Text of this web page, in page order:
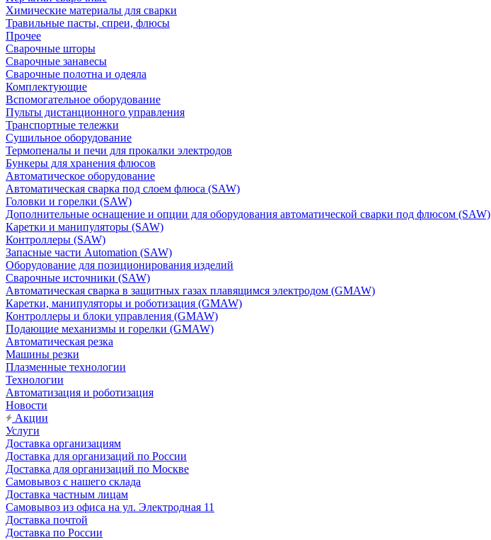
Химические материалы для сварки
Травильные пасты, спреи, флюсы
Прочее
Сварочные шторы
Сварочные занавесы
Сварочные полотна и одеяла
Комплектующие
Вспомогательное оборудование
Пульты дистанционного управления
Транспортные тележки
Сушильное оборудование
Термопеналы и печи для прокалки электродов
Бункеры для хранения флюсов
Автоматическое оборудование
Автоматическая сварка под слоем флюса (SAW)
Головки и горелки (SAW)
Дополнительные оснащение и опции для оборудования автоматической сварки под флюсом (SAW)
Каретки и манипуляторы (SAW)
Контроллеры (SAW)
Запасные части Automation (SAW)
Оборудование для позиционирования изделий
Сварочные источники (SAW)
Автоматическая сварка в защитных газах плавящимся электродом (GMAW)
Каретки, манипуляторы и роботизация (GMAW)
Контроллеры и блоки управления (GMAW)
Подающие механизмы и горелки (GMAW)
Автоматическая резка
Машины резки
Плазменные технологии
Технологии
Автоматизация и роботизация
Новости
Акции
Услуги
Доставка организациям
Доставка для организаций по России
Доставка для организаций по Москве
Самовывоз с нашего склада
Доставка частным лицам
Самовывоз из офиса на ул. Электродная 11
Доставка почтой
Доставка по России